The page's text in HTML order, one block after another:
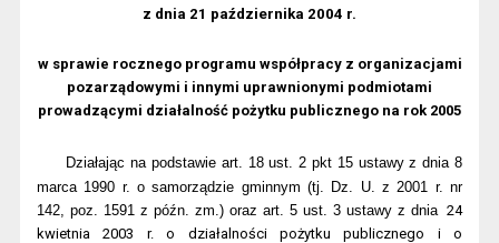
z dnia 21 października 2004 r.
w sprawie rocznego programu współpracy z organizacjami
pozarządowymi i innymi uprawnionymi podmiotami
prowadzącymi działalność pożytku publicznego na rok 2005
Działając na podstawie art. 18 ust. 2 pkt 15 ustawy z dnia 8
marca 1990 r. o samorządzie gminnym (tj. Dz. U. z 2001 r. nr
142, poz. 1591 z późn. zm.) oraz art. 5 ust. 3 ustawy z dnia 24
kwietnia 2003 r. o działalności pożytku publicznego i o